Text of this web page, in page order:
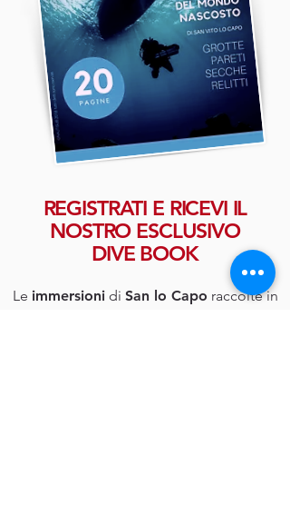
REGISTRATI E RICEVI IL
NOSTRO ESCLUSIVO
DIVE BOOK
Le immersionidi San lo Capo raccolte in